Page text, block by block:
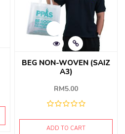
BEG NON-WOVEN (SAIZ
A3)
RM5.00
ADD TO CART